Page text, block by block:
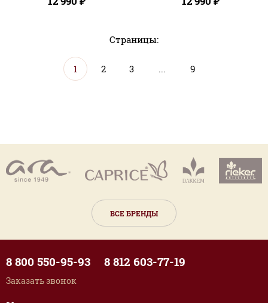
Страницы:
1 2 3 ... 9
ВСЕ БРЕНДЫ
8 800 550-95-93 8 812 603-77-19
Заказать звонок